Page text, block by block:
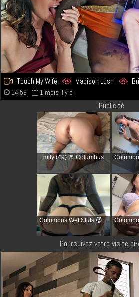
Touch My Wife Madison Lush
14:59 1 mois il y a
Publicité
Emily (49) 🍑 Columbus
Columbus Wet Sluts 😈
Poursuivez votre visite